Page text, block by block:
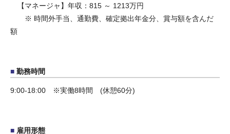
【マネージャ】年収：815 ～ 1213万円
※ 時間外手当、通勤費、確定拠出年金分、賞与額を含んだ
額
勤務時間
9:00-18:00 ※実働8時間 (休憩60分)
雇用形態